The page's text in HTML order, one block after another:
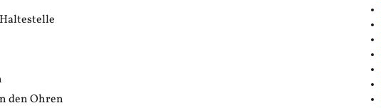
den Ohren